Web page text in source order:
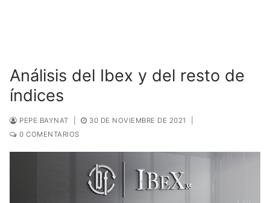
Análisis del Ibex y del resto de
índices
PEPE BAYNAT 30 DE NOVIEMBRE DE 2021
0 COMENTARIOS